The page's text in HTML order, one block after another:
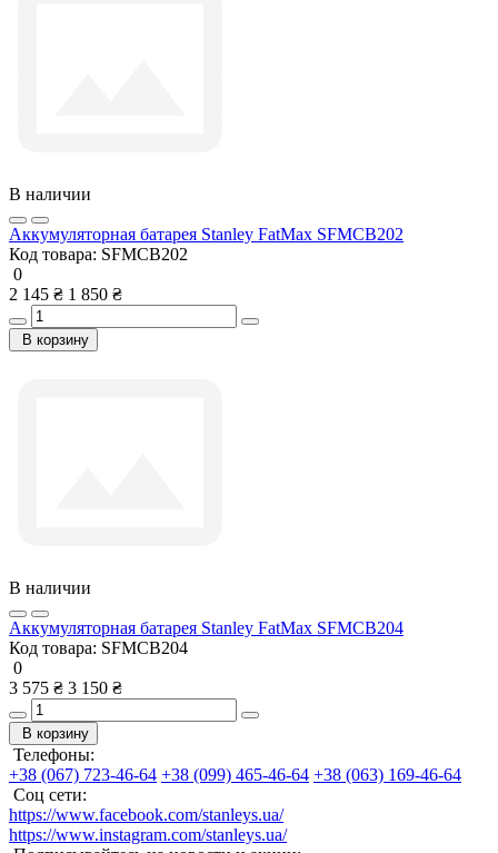
В наличии
Аккумуляторная батарея Stanley FatMax SFMCB202
Код товара: SFMCB202
0
2 145 ₴ 1 850 ₴
В корзину
В наличии
Аккумуляторная батарея Stanley FatMax SFMCB204
Код товара: SFMCB204
0
3 575 ₴ 3 150 ₴
В корзину
Телефоны:
+38 (067) 723-46-64 +38 (099) 465-46-64 +38 (063) 169-46-64
Соц сети:
https://www.facebook.com/stanleys.ua/
https://www.instagram.com/stanleys.ua/